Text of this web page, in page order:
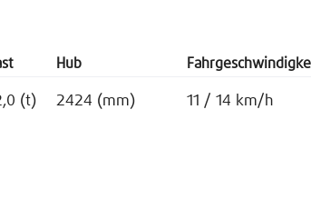
Hub
(t) 2424 (mm) 11 / 14 km/h